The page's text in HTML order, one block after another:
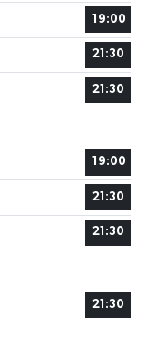
19:00
21:30
21:30
19:00
21:30
21:30
21:30